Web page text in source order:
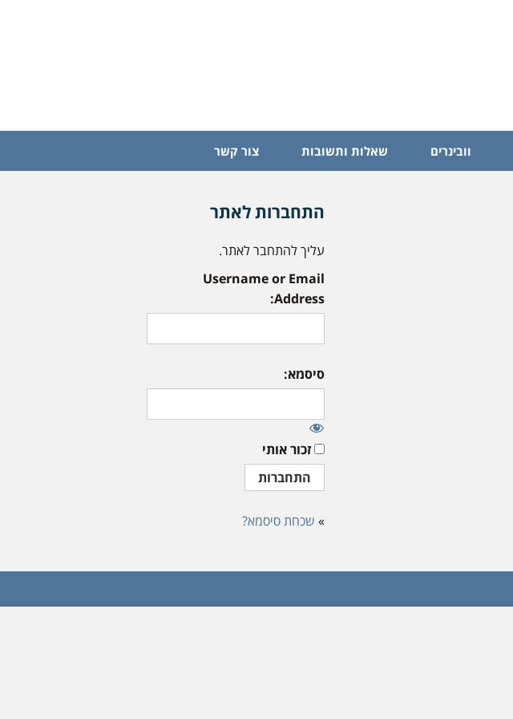
וובינרים שאלות ותשובות צור קשר
התחברות לאתר
עליך להתחבר לאתר.
Username or Email
Address:
סיסמא:
זכור אותי
» שכחת סיסמא?